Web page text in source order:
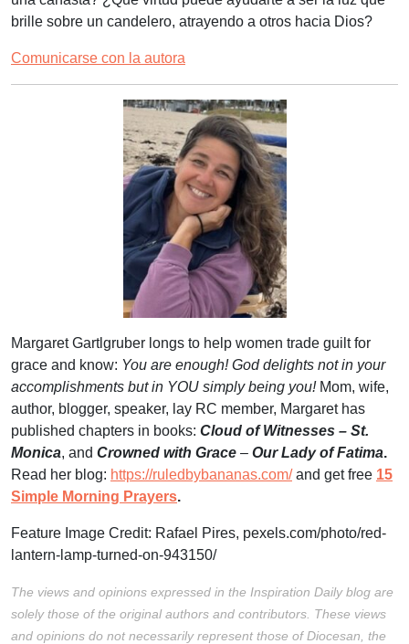
brille sobre un candelero, atrayendo a otros hacia Dios?
Comunicarse con la autora
Margaret Gartlgruber longs to help women trade guilt for
grace and know: You are enough! God delights not in your
accomplishments but in YOU simply being you!Mom, wife,
author, blogger, speaker, lay RC member, Margaret has
published chapters in books: Cloud of Witnesses – St.
Monica, and Crowned with Grace – Our Lady of Fatima.
Read her blog: https://ruledbybananas.com/and get free 15
Simple Morning Prayers.
Feature Image Credit: Rafael Pires, pexels.com/photo/red-
lantern-lamp-turned-on-943150/
The views and opinions expressed in the Inspiration Daily blog are
solely those of the original authors and contributors. These views
and opinions do not necessarily represent those of Diocesan, the